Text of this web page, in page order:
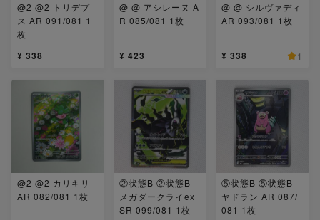
@2 @2 トリデプ
ス AR 091/081 1
枚
¥ 338
@ @ アシレーヌ A
R 085/081 1枚
¥ 423
@ @ シルヴァディ
AR 093/081 1枚
¥ 338 1
@2 @2 カリキリ
AR 082/081 1枚
②状態B ②状態B
メガダークライex
SR 099/081 1枚
⑤状態B ⑤状態B
ヤドラン AR 087/
081 1枚